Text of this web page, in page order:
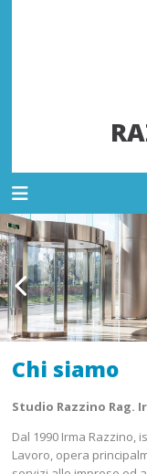
Chi siamo
Studio Razzino Rag.
Dal 1990 Irma Razzino,
Lavoro, opera